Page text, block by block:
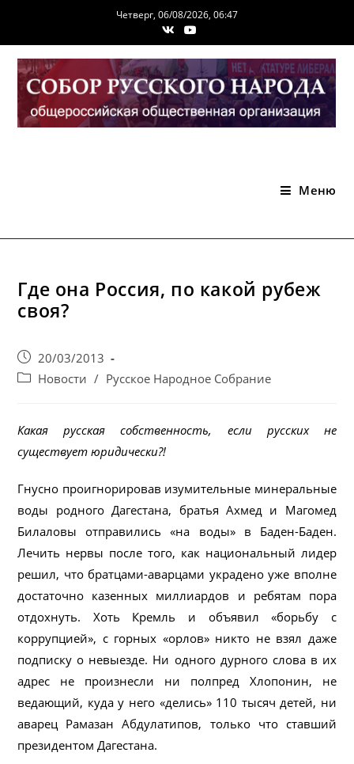
содержимому
Четверг, 06/08/2026, 06:47
Меню
Где она Россия, по какой рубеж
своя?
Запись
опубликована:
20/03/2013
PostНовости / Русское Народное Собрание
Какая русская собственность, если русских не
существует юридически?!
Гнусно проигнорировав изумительные минеральные
воды родного Дагестана, братья Ахмед и Магомед
Билаловы отправились «на воды» в Баден-Баден.
Лечить нервы после того, как национальный лидер
решил, что братцами-аварцами украдено уже вполне
достаточно казенных миллиардов и ребятам пора
отдохнуть. Хоть Кремль и объявил «борьбу с
коррупцией», с горных «орлов» никто не взял даже
подписку о невыезде. Ни одного дурного слова в их
адрес не произнесли ни полпред Хлопонин, не
ведающий, куда у него «делись» 110 тысяч детей, ни
аварец Рамазан Абдулатипов, только что ставший
президентом Дагестана.